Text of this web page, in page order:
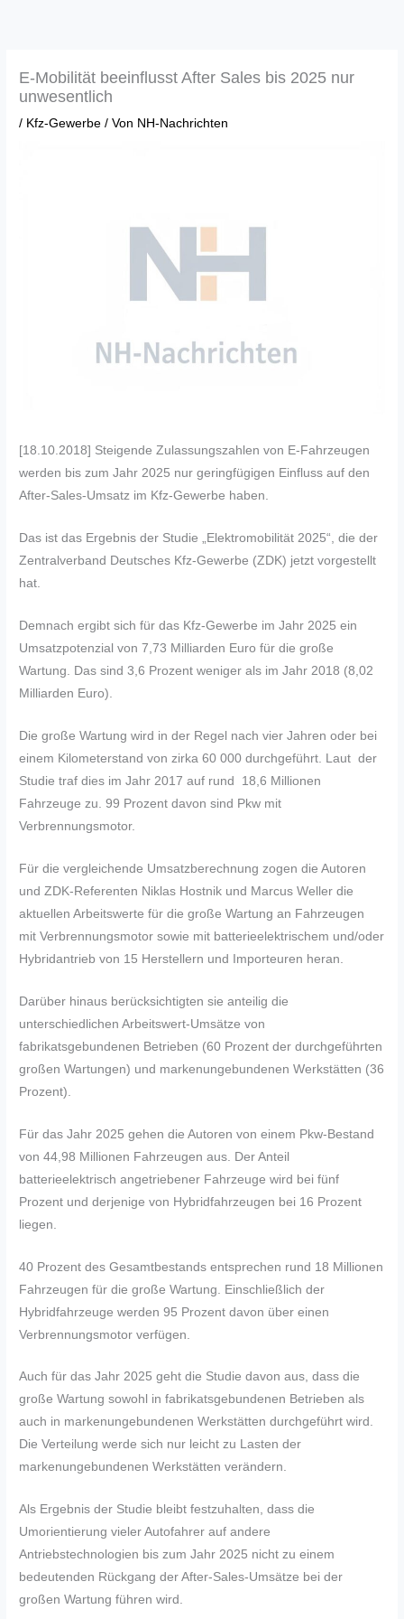
E-Mobilität beeinflusst After Sales bis 2025 nur
unwesentlich
/ Kfz-Gewerbe / Von NH-Nachrichten
[18.10.2018] Steigende Zulassungszahlen von E-Fahrzeugen
werden bis zum Jahr 2025 nur geringfügigen Einfluss auf den
After-Sales-Umsatz im Kfz-Gewerbe haben.
Das ist das Ergebnis der Studie „Elektromobilität 2025“, die der
Zentralverband Deutsches Kfz-Gewerbe (ZDK) jetzt vorgestellt
hat.
Demnach ergibt sich für das Kfz-Gewerbe im Jahr 2025 ein
Umsatzpotenzial von 7,73 Milliarden Euro für die große
Wartung. Das sind 3,6 Prozent weniger als im Jahr 2018 (8,02
Milliarden Euro).
Die große Wartung wird in der Regel nach vier Jahren oder bei
einem Kilometerstand von zirka 60 000 durchgeführt. Laut der
Studie traf dies im Jahr 2017 auf rund 18,6 Millionen
Fahrzeuge zu. 99 Prozent davon sind Pkw mit
Verbrennungsmotor.
Für die vergleichende Umsatzberechnung zogen die Autoren
und ZDK-Referenten Niklas Hostnik und Marcus Weller die
aktuellen Arbeitswerte für die große Wartung an Fahrzeugen
mit Verbrennungsmotor sowie mit batterieelektrischem und/oder
Hybridantrieb von 15 Herstellern und Importeuren heran.
Darüber hinaus berücksichtigten sie anteilig die
unterschiedlichen Arbeitswert-Umsätze von
fabrikatsgebundenen Betrieben (60 Prozent der durchgeführten
großen Wartungen) und markenungebundenen Werkstätten (36
Prozent).
Für das Jahr 2025 gehen die Autoren von einem Pkw-Bestand
von 44,98 Millionen Fahrzeugen aus. Der Anteil
batterieelektrisch angetriebener Fahrzeuge wird bei fünf
Prozent und derjenige von Hybridfahrzeugen bei 16 Prozent
liegen.
40 Prozent des Gesamtbestands entsprechen rund 18 Millionen
Fahrzeugen für die große Wartung. Einschließlich der
Hybridfahrzeuge werden 95 Prozent davon über einen
Verbrennungsmotor verfügen.
Auch für das Jahr 2025 geht die Studie davon aus, dass die
große Wartung sowohl in fabrikatsgebundenen Betrieben als
auch in markenungebundenen Werkstätten durchgeführt wird.
Die Verteilung werde sich nur leicht zu Lasten der
markenungebundenen Werkstätten verändern.
Als Ergebnis der Studie bleibt festzuhalten, dass die
Umorientierung vieler Autofahrer auf andere
Antriebstechnologien bis zum Jahr 2025 nicht zu einem
bedeutenden Rückgang der After-Sales-Umsätze bei der
großen Wartung führen wird.